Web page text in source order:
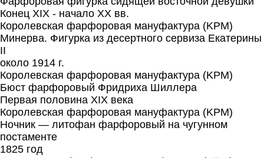
Конец XIX - начало XX вв.
Королевская фарфоровая мануфактура (KPM)
Минерва. Фигурка из десертного сервиза Екатерины
II
около 1914 г.
Королевская фарфоровая мануфактура (KPM)
Бюст фарфоровый Фридриха Шиллера
Первая половина XIX века
Королевская фарфоровая мануфактура (KPM)
Ночник — литофан фарфоровый на чугунном
постаменте
1825 год